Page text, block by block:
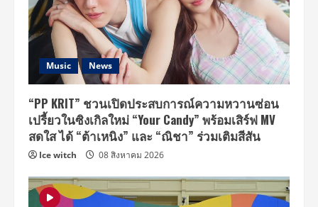
Music News
“PP KRIT” ชวนเปิดประสบการณ์ความหวานซ่อน
เปรี้ยวในซิงเกิลใหม่ “Your Candy” พร้อมเสิร์ฟ MV
สดใส ได้ “ต้าเหนิง” และ “ณิชา” ร่วมเติมสีสัน
Ice witch 08 สิงหาคม 2026